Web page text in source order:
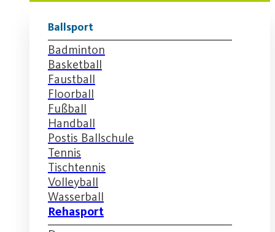
Ballsport
Badminton
Basketball
Faustball
Floorball
Fußball
Handball
Postis Ballschule
Tennis
Tischtennis
Volleyball
Wasserball
Rehasport